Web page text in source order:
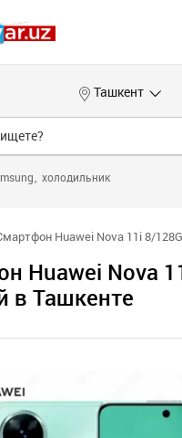
Ташкент
холодильник
Huawei Nova 11i 8/
Huawei Nova
в Ташкенте